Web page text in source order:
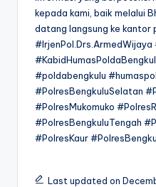
kepada kami, baik melalui
datang langsung ke kantor
#IrjenPol.Drs.ArmedWijaya
#poldabengkulu
#PolresBengkuluSelatan
#PolresMukomuko
#PolresBengkuluTengah
#PolresKaur
Last updated on